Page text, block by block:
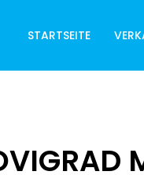
STARTSEITE